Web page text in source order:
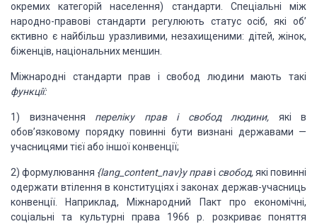
окремих категорій населення) стандарти. Спеціальні між­
народно-правові стандарти регулюють статус осіб, які об’­
єктивно є найбільш уразливими, незахищеними: дітей, жінок,
біженців, національних меншин.
Міжнародні стандарти прав і свобод людини мають такі
функції:
1) визначення переліку прав і свобод людини, які в
обов’язковому порядкуповинні бути визнані державами —
учасницями тієї або іншої конвенції;
2) формулювання {lang_content_nav}у праві свобод,які повинні
одержати втілення в конституціяхі законах держав-учасниць
конвенції. Наприклад, Міжнародний Пакт про економічні,
соціальні та культурні права 1966р. розкриваєпоняття